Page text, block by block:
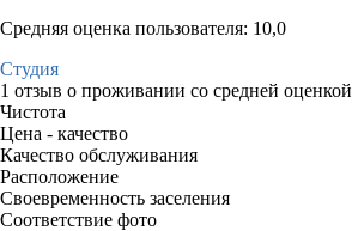
Средняя оценка пользователя: 10,0
Студия
1 отзыв о проживании со средней оценкой
Чистота
Цена - качество
Качество обслуживания
Расположение
Своевременность заселения
Соответствие фото